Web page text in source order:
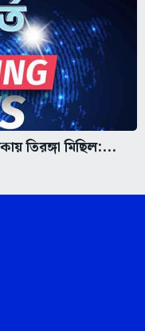
তিরঙ্গা মিছিল:...